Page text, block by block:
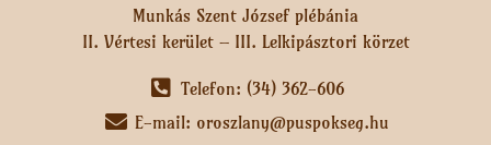
Munkás Szent József plébánia
II. Vértesi kerület – III. Lelkipásztori körzet
Telefon: (34) 362-606
E-mail: oroszlany@puspokseg.hu